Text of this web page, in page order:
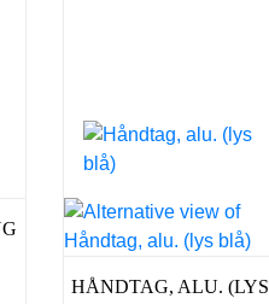
HÅNDTAG, ALU. (LYS